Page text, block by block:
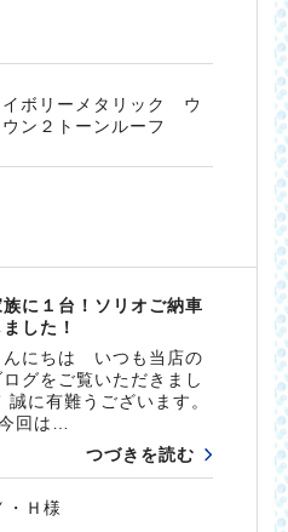
イボリーメタリック ウ
ン２トーンルーフ
族に１台！ソリオご納車
ました！
んにちは いつも当店の
ログをご覧いただきまし
誠に有難うございます。
回は…
つづきを読む
・Ｈ様